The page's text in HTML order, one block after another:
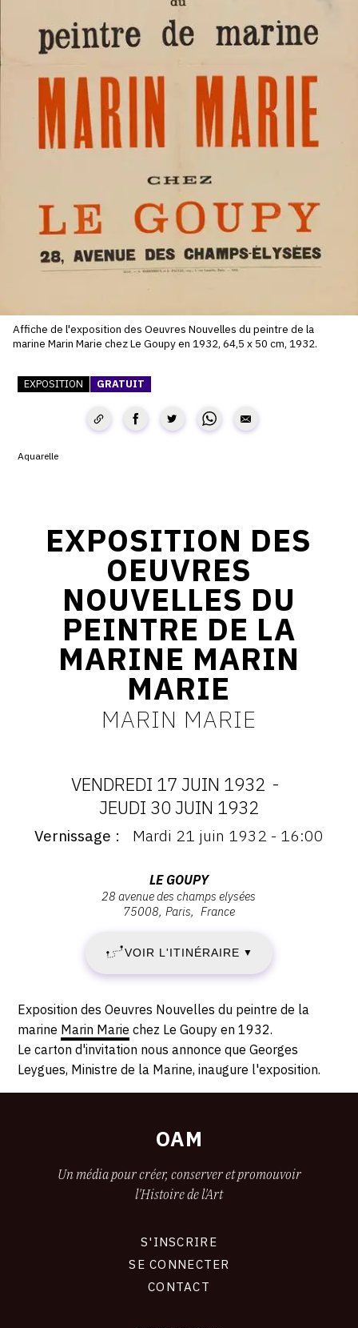
SERVICES
ABONNEMENTS DÉDIÉS AUX GALERISTES
CRÉER SON SITE ARTISTE
CRÉER SON CATALOGUE D'EXPO
PUBLIER SES EXPOSITIONS
DEVENIR CONTRIBUTEUR
À PROPOS
L'ÉQUIPE OAM
À PROPOS D'OAM
CGU
INSTAGRAM
FACEBOOK
TWITTER
PINTEREST
Affiche de l'exposition des Oeuvres Nouvelles du peintre de la
marine Marin Marie chez Le Goupy en 1932, 64,5 x 50 cm, 1932.
EXPOSITION GRATUIT
Aquarelle
EXPOSITION DES
OEUVRES
NOUVELLES DU
PEINTRE DE LA
MARINE MARIN
MARIE
MARIN MARIE
DATES
:
VENDREDI
17
JUIN
1932
-
JEUDI
30
1932
VENDREDI 17 JUIN 1932 -
JEUDI 30 JUIN 1932
Vernissage
Vernissage Mardi 21 juin 1932 - 16:00
des
Champs
Elysées,
75008
Paris
LE GOUPY
28 avenue des champs elysées
75008 Paris France
VOIR L'ITINÉRAIRE ▼
Description,
horaires...
Exposition des Oeuvres Nouvelles du peintre de la
marine Marin Marie chez Le Goupy en 1932.
Le carton d'invitation nous annonce que Georges
Leygues, Ministre de la Marine, inaugure l'exposition.
OAM
Un média pour créer, conserver et promouvoir
l'Histoire de l'Art
S'INSCRIRE
SE CONNECTER
CONTACT